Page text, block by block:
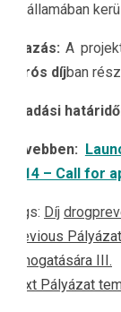
tagállamában
Díjazás:A
eurós díjban
Beadási
Bővebben:
2014 – Call for
Tags: Díj
Continue
Reading
Previous
támogatására III.
Next Pályázat